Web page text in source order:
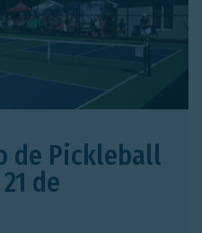
de Pickleball
de